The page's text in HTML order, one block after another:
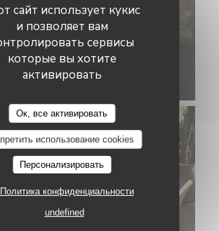
сайт использует кукис
и позволяет вам
сервисы
которые вы хотите
активировать
Ок, все активировать
использование cookies
Персонализировать
Политика конфиденциальности
undefined